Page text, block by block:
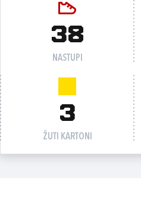
38
NASTUPI
3
ŽUTI KARTONI